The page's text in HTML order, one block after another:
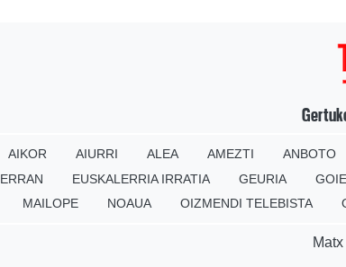
AIKOR AIURRI ALEA AMEZTI ANBOTO
ERRAN EUSKALERRIA IRRATIA GEURIA
MAILOPE NOAUA OIZMENDI TELEBISTA
Matx